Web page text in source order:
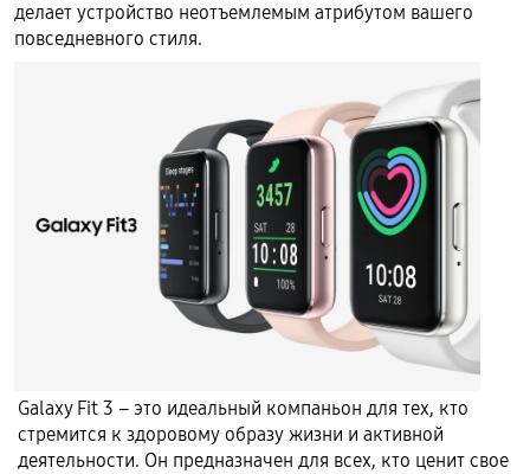
делает устройство неотъемлемым атрибутом вашего
повседневного стиля.
Galaxy Fit 3 – это идеальный компаньон для тех, кто
стремится к здоровому образу жизни и активной
деятельности. Он предназначен для всех, кто ценит свое